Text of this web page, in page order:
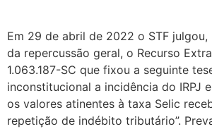
Em 29 de abril de 2022 o STF
da repercussão geral, o Recurso
1.063.187-SC que fixou a seguinte
inconstitucional a incidência do IRPJ
os valores atinentes à taxa Selic
repetição de indébito tributário”.